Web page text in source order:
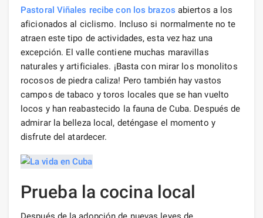
Pastoral Viñales recibe con los brazos abiertos a los
aficionados al ciclismo. Incluso si normalmente no te
atraen este tipo de actividades, esta vez haz una
excepción. El valle contiene muchas maravillas
naturales y artificiales. ¡Basta con mirar los monolitos
rocosos de piedra caliza! Pero también hay vastos
campos de tabaco y toros locales que se han vuelto
locos y han reabastecido la fauna de Cuba. Después de
admirar la belleza local, deténgase el momento y
disfrute del atardecer.
Prueba la cocina local